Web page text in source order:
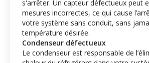
s'arrêter. Un capteur défectueux peut
mesures incorrectes, ce qui cause
votre système sans conduit, sans
température désirée.
Condenseur défectueux
Le condenseur est responsable de